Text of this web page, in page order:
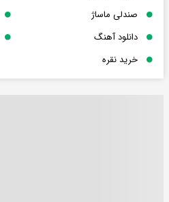
صندلی ماساژ
دانلود آهنگ
خرید نقره